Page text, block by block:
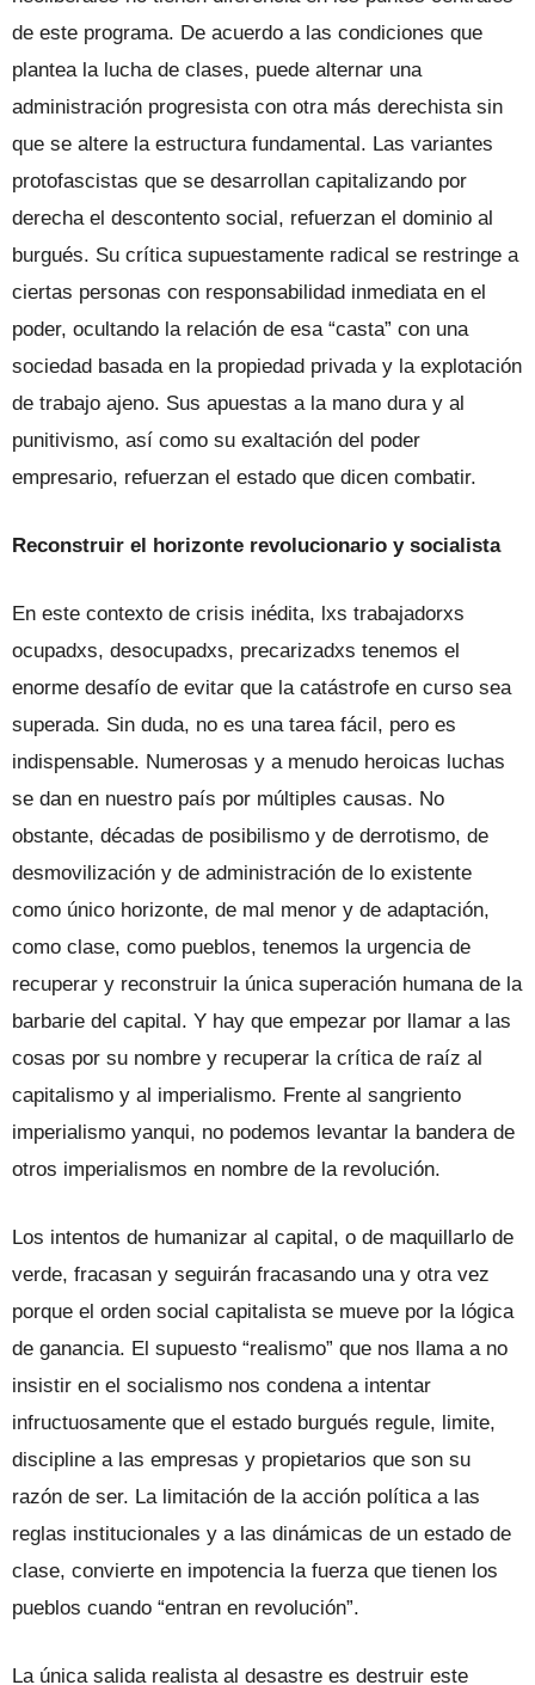
de este programa. De acuerdo a las condiciones que
plantea la lucha de clases, puede alternar una
administración progresista con otra más derechista sin
que se altere la estructura fundamental. Las variantes
protofascistas que se desarrollan capitalizando por
derecha el descontento social, refuerzan el dominio al
burgués. Su crítica supuestamente radical se restringe a
ciertas personas con responsabilidad inmediata en el
poder, ocultando la relación de esa “casta” con una
sociedad basada en la propiedad privada y la explotación
de trabajo ajeno. Sus apuestas a la mano dura y al
punitivismo, así como su exaltación del poder
empresario, refuerzan el estado que dicen combatir.
Reconstruir el horizonte revolucionario y socialista
En este contexto de crisis inédita, lxs trabajadorxs
ocupadxs, desocupadxs, precarizadxs tenemos el
enorme desafío de evitar que la catástrofe en curso sea
superada. Sin duda, no es una tarea fácil, pero es
indispensable. Numerosas y a menudo heroicas luchas
se dan en nuestro país por múltiples causas. No
obstante, décadas de posibilismo y de derrotismo, de
desmovilización y de administración de lo existente
como único horizonte, de mal menor y de adaptación,
como clase, como pueblos, tenemos la urgencia de
recuperar y reconstruir la única superación humana de la
barbarie del capital. Y hay que empezar por llamar a las
cosas por su nombre y recuperar la crítica de raíz al
capitalismo y al imperialismo. Frente al sangriento
imperialismo yanqui, no podemos levantar la bandera de
otros imperialismos en nombre de la revolución.
Los intentos de humanizar al capital, o de maquillarlo de
verde, fracasan y seguirán fracasando una y otra vez
porque el orden social capitalista se mueve por la lógica
de ganancia. El supuesto “realismo” que nos llama a no
insistir en el socialismo nos condena a intentar
infructuosamente que el estado burgués regule, limite,
discipline a las empresas y propietarios que son su
razón de ser. La limitación de la acción política a las
reglas institucionales y a las dinámicas de un estado de
clase, convierte en impotencia la fuerza que tienen los
pueblos cuando “entran en revolución”.
La única salida realista al desastre es destruir este